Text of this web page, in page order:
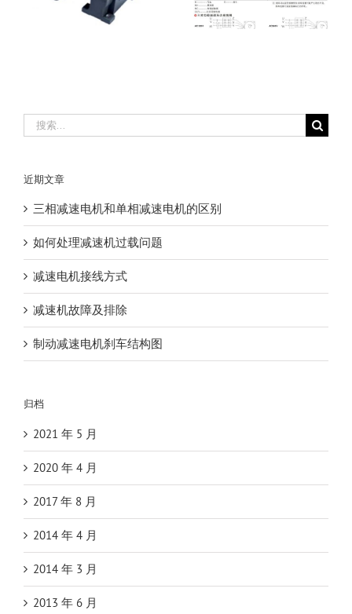
索：
近期文章
三相减速电机和单相减速电机的区别
如何处理减速机过载问题
减速电机接线方式
减速机故障及排除
制动减速电机刹车结构图
归档
2021 年 5 月
2020 年 4 月
2017 年 8 月
2014 年 4 月
2014 年 3 月
2013 年 6 月